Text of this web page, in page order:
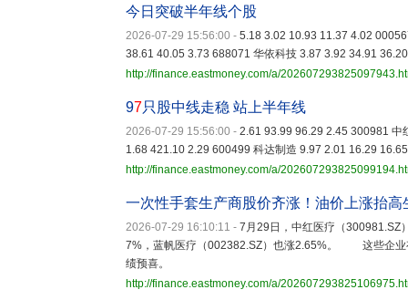
今日突破半年线个股
2026-07-29 15:56:00 - 5.18 3.02 10.93 11.37 4.02
38.61 40.05 3.73 688071 华依科技 3.87 3.92 34.91
http://finance.eastmoney.com/a/
97只股中线走稳 站上半年线
2026-07-29 15:56:00 - 2.61 93.99 96.29 2.45 300981 中
1.68 421.10 2.29 600499 科达制造 9.97 2.01 16.29
http://finance.eastmoney.com/a/
一次性手套生产商股价齐涨！油价上涨抬
2026-07-29 16:10:11 - 7月29日，中红医疗（300981.SZ
7%，蓝帆医疗（002382.SZ）也涨2.65%。 这些企业
绩预喜。
http://finance.eastmoney.com/a/